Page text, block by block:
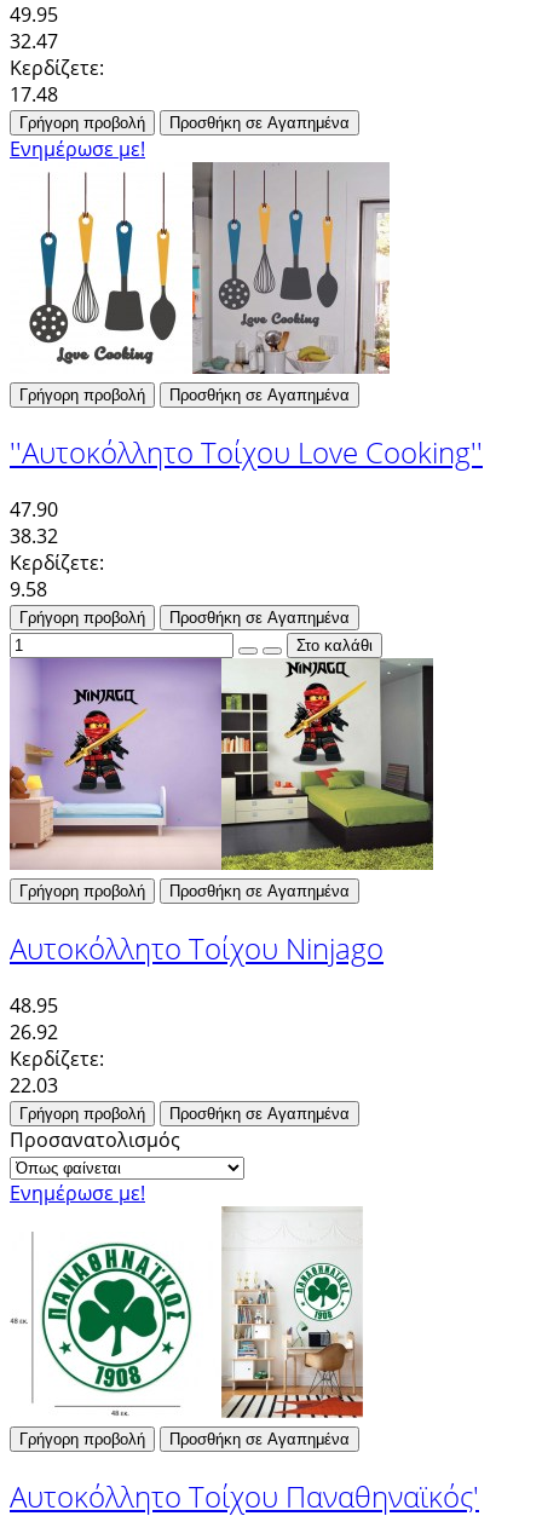
49.95
32.47
Κερδίζετε:
17.48
Γρήγορη προβολή Προσθήκη σε Αγαπημένα
Ενημέρωσε με!
Γρήγορη προβολή Προσθήκη σε Αγαπημένα
''Αυτοκόλλητο Τοίχου Love Cooking''
47.90
38.32
Κερδίζετε:
9.58
Γρήγορη προβολή Προσθήκη σε Αγαπημένα
Γρήγορη προβολή Προσθήκη σε Αγαπημένα
Αυτοκόλλητο Τοίχου Ninjago
48.95
26.92
Κερδίζετε:
22.03
Γρήγορη προβολή Προσθήκη σε Αγαπημένα
Προσανατολισμός
Ενημέρωσε με!
Γρήγορη προβολή Προσθήκη σε Αγαπημένα
Αυτοκόλλητο Τοίχου Παναθηναϊκός'